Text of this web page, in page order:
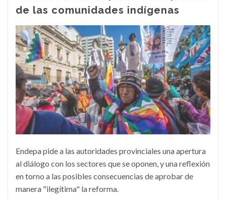
de las comunidades indígenas
Endepa pide a las autoridades provinciales una apertura
al diálogo con los sectores que se oponen, y una reflexión
en torno a las posibles consecuencias de aprobar de
manera "ilegítima" la reforma.